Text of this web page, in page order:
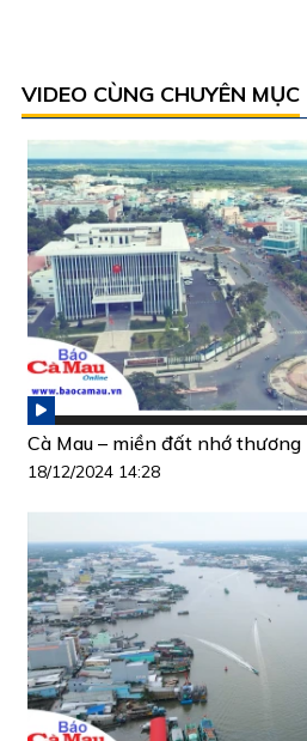
VIDEO CÙNG CHUYÊN MỤC
Cà Mau – miền đất nhớ thương
18/12/2024 14:28